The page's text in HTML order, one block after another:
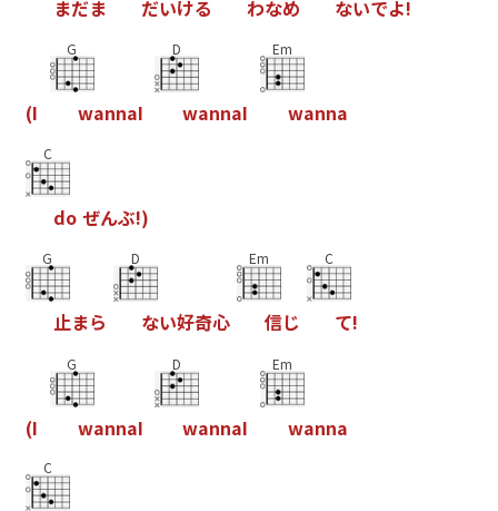
まだま だいける わなめ ないでよ!
(I
G
wannaI
D
wannaI
Em
wanna
C
do ぜんぶ!)
G
止まら
D
ない好奇心
Em
信じ
C
て!
(I
G
wannaI
D
wannaI
Em
wanna
C